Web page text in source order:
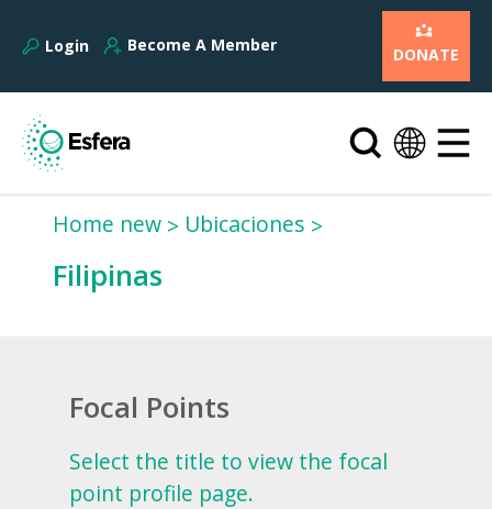
Login Become A Member DONATE
Home new Ubicaciones
Filipinas
Focal Points
Select the title to view the focal
point profile page.